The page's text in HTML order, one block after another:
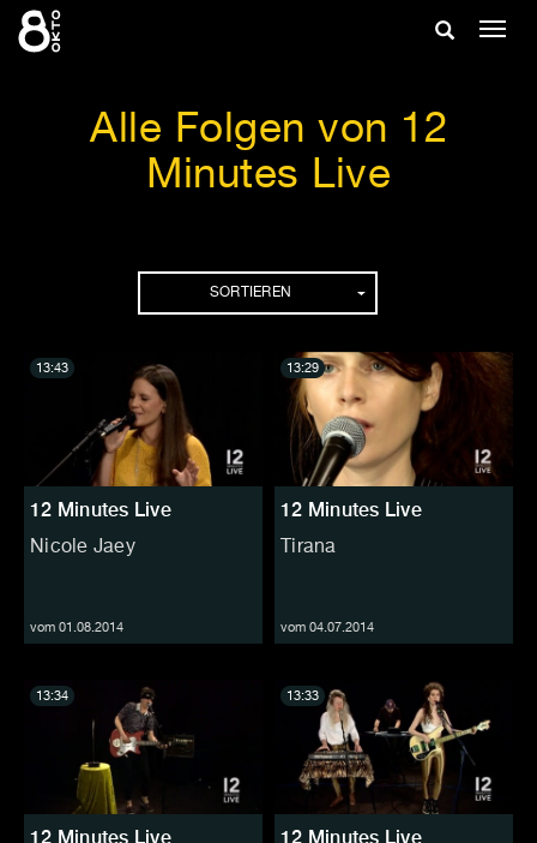
Zum
Inhalt
Suche
Alle Folgen von 12
Minutes Live
SORTIEREN
12 Minutes Live
Nicole Jaey
vom 01.08.2014
13:43
12 Minutes Live
Tirana
vom 04.07.2014
13:29
12 Minutes Live
13:34
12 Minutes Live
13:33